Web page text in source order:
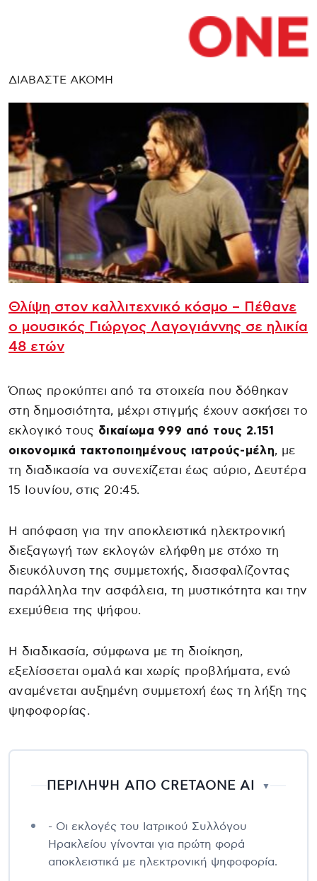
ΔΙΑΒΑΣΤΕ ΑΚΟΜΗ
Θλίψη στον καλλιτεχνικό κόσμο – Πέθανε
ο μουσικός Γιώργος Λαγογιάννης σε ηλικία
48 ετών
Όπως προκύπτει από τα στοιχεία που δόθηκαν
στη δημοσιότητα, μέχρι στιγμής έχουν ασκήσει το
εκλογικό τους δικαίωμα 999 από τους 2.151
οικονομικά τακτοποιημένους ιατρούς-μέλη, με
τη διαδικασία να συνεχίζεται έως αύριο, Δευτέρα
15 Ιουνίου, στις 20:45.
Η απόφαση για την αποκλειστικά ηλεκτρονική
διεξαγωγή των εκλογών ελήφθη με στόχο τη
διευκόλυνση της συμμετοχής, διασφαλίζοντας
παράλληλα την ασφάλεια, τη μυστικότητα και την
εχεμύθεια της ψήφου.
Η διαδικασία, σύμφωνα με τη διοίκηση,
εξελίσσεται ομαλά και χωρίς προβλήματα, ενώ
αναμένεται αυξημένη συμμετοχή έως τη λήξη της
ψηφοφορίας.
ΠΕΡΙΛΗΨΗ ΑΠΟ CRETAONE AI ▼
- Οι εκλογές του Ιατρικού Συλλόγου
Ηρακλείου γίνονται για πρώτη φορά
αποκλειστικά με ηλεκτρονική ψηφοφορία.